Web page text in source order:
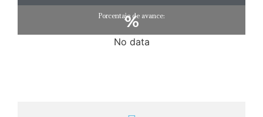
Porcentaje de avance:
%
No data